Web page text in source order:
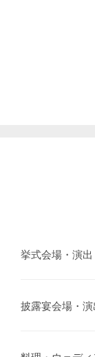
挙式会場・演出
披露宴会場・演